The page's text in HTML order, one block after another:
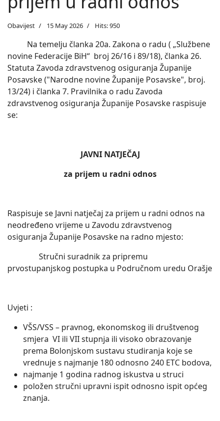
Obavijest 15 May 2026 Hits: 950
Na temelju članka 20a. Zakona o radu ( „Službene
novine Federacije BiH“ broj 26/16 i 89/18), članka 26.
Statuta Zavoda zdravstvenog osiguranja Županije
Posavske ("Narodne novine Županije Posavske", broj.
13/24) i članka 7. Pravilnika o radu Zavoda
zdravstvenog osiguranja Županije Posavske raspisuje
se:
JAVNI NATJEČAJ
za prijem u radni odnos
Raspisuje se Javni natječaj za prijem u radni odnos na
neodređeno vrijeme u Zavodu zdravstvenog
osiguranja Županije Posavske na radno mjesto:
Stručni suradnik za pripremu
prvostupanjskog postupka u Područnom uredu Orašje
Uvjeti :
VŠS/VSS – pravnog, ekonomskog ili društvenog
smjera VI ili VII stupnja ili visoko obrazovanje
prema Bolonjskom sustavu studiranja koje se
vrednuje s najmanje 180 odnosno 240 ETC bodova,
najmanje 1 godina radnog iskustva u struci
položen stručni upravni ispit odnosno ispit općeg
znanja.